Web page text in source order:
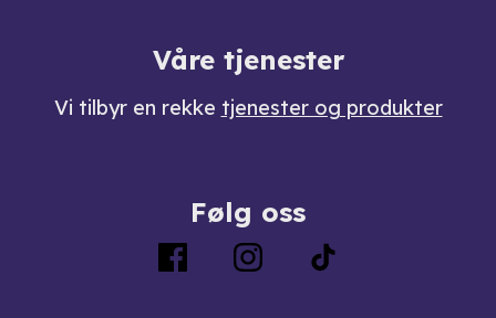
Våre tjenester
Vi tilbyr en rekke tjenester og produkter
Følg oss